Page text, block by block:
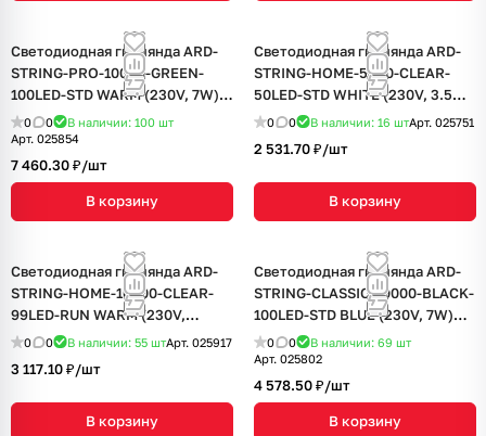
Светодиодная гирлянда ARD-
STRING-PRO-10000-GREEN-
100LED-STD WARM (230V, 7W)
(Ardecoled, IP65, 2 года)
0 0 В наличии: 100 шт
Арт. 025854
7 460.30 ₽/шт
В корзину
Светодиодная гирлянда ARD-
STRING-HOME-5000-CLEAR-
50LED-STD WHITE (230V, 3.5W)
(Ardecoled, IP20, 1 год)
0 0 В наличии: 16 штАрт. 025751
2 531.70 ₽/шт
В корзину
Светодиодная гирлянда ARD-
STRING-HOME-10000-CLEAR-
99LED-RUN WARM (230V,
10.5W) (Ardecoled, IP20, 1 год)
0 0 В наличии: 55 штАрт. 025917
3 117.10 ₽/шт
В корзину
Светодиодная гирлянда ARD-
STRING-CLASSIC-10000-BLACK-
100LED-STD BLUE (230V, 7W)
(Ardecoled, IP65, 1 год)
0 0 В наличии: 69 шт
Арт. 025802
4 578.50 ₽/шт
В корзину